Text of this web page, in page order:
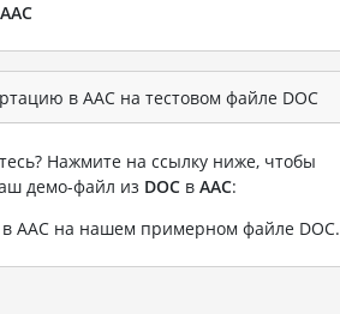
AAC
в AAC на тестовом файле DOC
Нажмите на ссылку ниже, чтобы
демо-файл из DOC в AAC:
в AAC на нашем примерном файле DOC.